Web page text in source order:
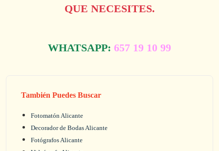
QUE NECESITES.
WHATSAPP: 657 19 10 99
También Puedes Buscar
Fotomatón Alicante
Decorador de Bodas Alicante
Fotógrafos Alicante